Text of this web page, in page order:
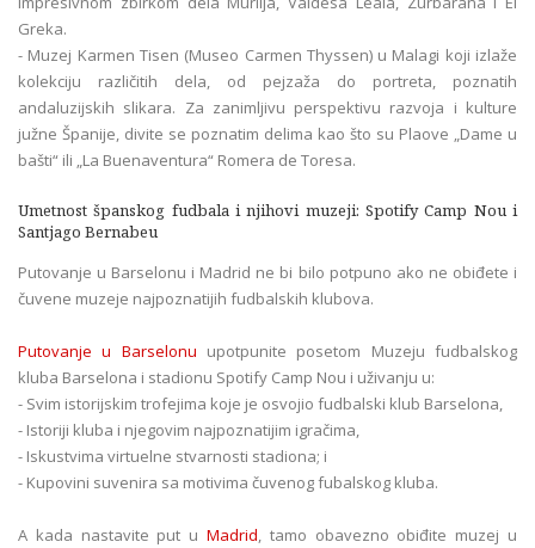
Greka.
- Muzej Karmen Tisen (Museo Carmen Thyssen) u Malagi koji izlaže
kolekciju različitih dela, od pejzaža do portreta, poznatih
andaluzijskih slikara. Za zanimljivu perspektivu razvoja i kulture
južne Španije, divite se poznatim delima kao što su Plaove „Dame u
bašti“ ili „La Buenaventura“ Romera de Toresa.
Umetnost španskog fudbala i njihovi muzeji: Spotify Camp Nou i
Santjago Bernabeu
Putovanje u Barselonu i Madrid ne bi bilo potpuno ako ne obiđete i
čuvene muzeje najpoznatijih fudbalskih klubova.
Putovanje u Barselonu upotpunite posetom Muzeju fudbalskog
kluba Barselona i stadionu Spotify Camp Nou i uživanju u:
- Svim istorijskim trofejima koje je osvojio fudbalski klub Barselona,
- Istoriji kluba i njegovim najpoznatijim igračima,
- Iskustvima virtuelne stvarnosti stadiona; i
- Kupovini suvenira sa motivima čuvenog fubalskog kluba.
A kada nastavite put u Madrid, tamo obavezno obiđite muzej u